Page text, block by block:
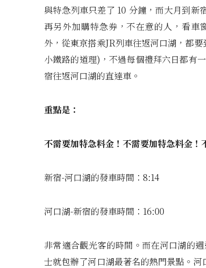
與特急列車只差了 10 分鐘，而大月到新
再另外加購特急券，不在意的人，看車
外，從東京搭乘JR列車往返河口湖，都要
小鐵路的道理)，不過每個禮拜六日都有
宿往返河口湖的直達車。
重點是：
不需要加特急料金！不需要加特急料金！
新宿-河口湖的發車時間：8:14
河口湖-新宿的發車時間：16:00
非常適合觀光客的時間。而在河口湖的
士就包辦了河口湖最著名的熱門景點。